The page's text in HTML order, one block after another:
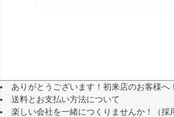
ありがとうございます！初来店のお客様へ！
送料とお支払い方法について
楽しい会社を一緒につくりませんか！（採